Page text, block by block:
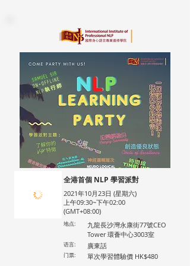
全港首個 NLP 學習派對
2021年10月23日 (星期六)
上午09:30~下午02:00
(GMT+08:00)
地点:
九龍長沙灣永康街77號CEO
Tower 環薈中心3003室
语言: 廣東話
门票: 單次學習體驗價 HK$480